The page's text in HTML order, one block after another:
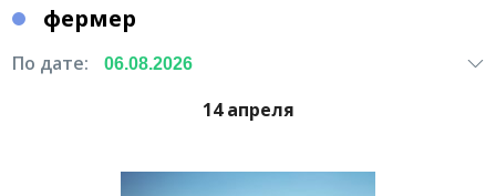
фермер
По дате:
14 апреля